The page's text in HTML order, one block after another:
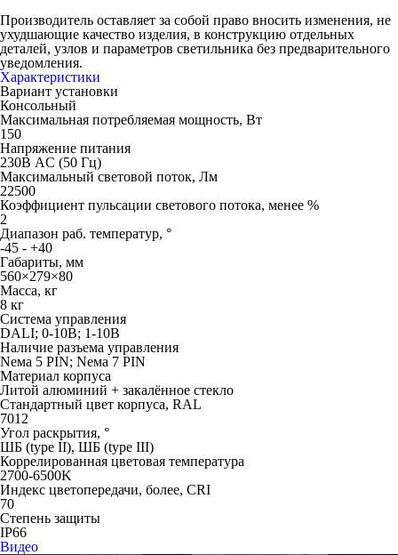
Производитель оставляет за собой право вносить изменения, не
ухудшающие качество изделия, в конструкцию отдельных
деталей, узлов и параметров светильника без предварительного
уведомления.
Характеристики
Вариант установки
Консольный
Максимальная потребляемая мощность, Вт
150
Напряжение питания
230В AC (50 Гц)
Максимальный световой поток, Лм
22500
Коэффициент пульсации светового потока, менее %
2
Диапазон раб. температур, °
-45 - +40
Габариты, мм
560×279×80
Масса, кг
8 кг
Система управления
DALI; 0-10В; 1-10В
Наличие разъема управления
Neма 5 PIN; Neма 7 PIN
Материал корпуса
Литой алюминий + закалённое стекло
Стандартный цвет корпуса, RAL
7012
Угол раскрытия, °
ШБ (type II), ШБ (type III)
Коррелированная цветовая температура
2700-6500K
Индекс цветопередачи, более, CRI
70
Степень защиты
IP66
Видео